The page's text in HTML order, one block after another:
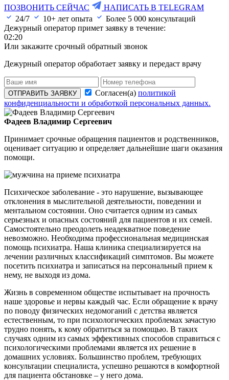
ПОЗВОНИТЬ СЕЙЧАС
НАПИСАТЬ В TELEGRAM
24/7
10+ лет опыта Более 5 000 консультаций
Дежурный оператор примет заявку в течение:
02:20
Или закажите срочный обратный звонок
Дежурный оператор обработает заявку и передаст врачу
ОТПРАВИТЬ ЗАЯВКУ Согласен(а) политикой
конфиденциальности и обработкой персональных данных.
Фадеев Владимир Сергеевич
Принимает срочные обращения пациентов и родственников,
оценивает ситуацию и определяет дальнейшие шаги оказания
помощи.
Психическое заболевание - это нарушение, вызывающее
отклонения в мыслительной деятельности, поведении и
ментальном состоянии. Оно считается одним из самых
серьезных и опасных состояний для пациентов и их семей.
Самостоятельно преодолеть неадекватное поведение
невозможно. Необходима профессиональная медицинская
помощь психиатра. Наша клиника специализируется на
лечении различных классификаций симптомов. Вы можете
посетить психиатра и записаться на персональный прием к
нему, не выходя из дома.
Жизнь в современном обществе испытывает на прочность
наше здоровье и нервы каждый час. Если обращение к врачу
по поводу физических недомоганий с детства является
естественным, то при психологических проблемах зачастую
трудно понять, к кому обратиться за помощью. В таких
случаях одним из самых эффективных способов справиться с
психологическими проблемами является их решение в
домашних условиях. Большинство проблем, требующих
консультации специалиста, успешно решаются в комфортной
для пациента обстановке – у него дома.